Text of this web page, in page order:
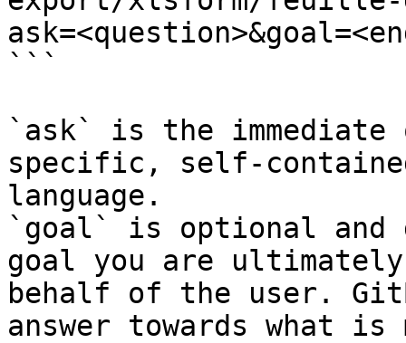
```
`ask` is the
specific, self-
language.
`goal` is optional and
goal you are
behalf of the user.
answer towards what